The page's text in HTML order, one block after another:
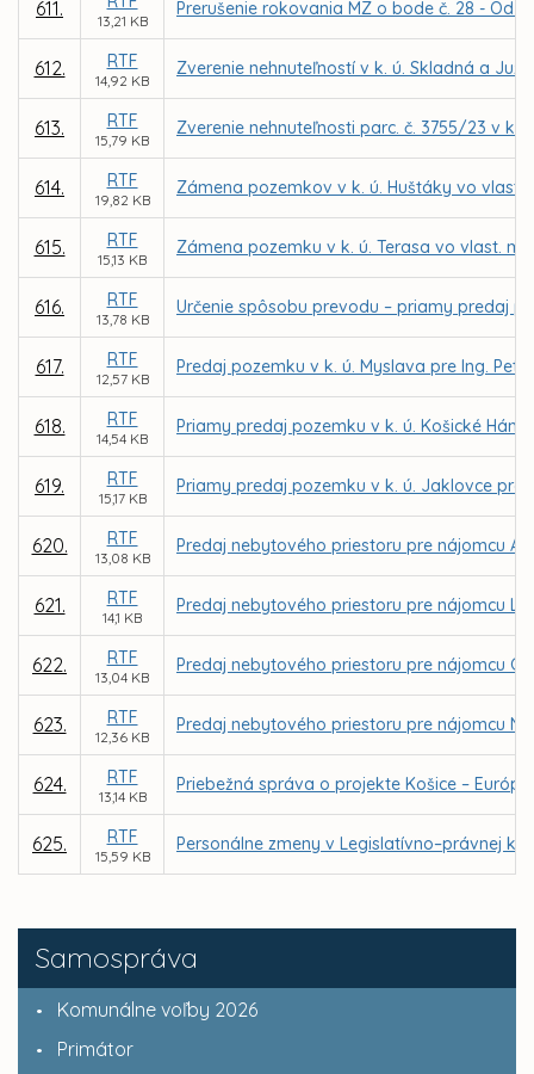
Samospráva
Komunálne voľby 2026
Primátor
611.
13,21 KB
Prerušenie rokovania MZ o bode č. 28 -
612. RTF
14,92 KB
Zverenie nehnuteľností v k. ú. Skladná a
613. RTF
15,79 KB
Zverenie nehnuteľnosti parc. č. 3755/23 v k.
614. RTF
19,82 KB
Zámena pozemkov v k. ú. Huštáky vo
615. RTF
15,13 KB
Zámena pozemku v k. ú. Terasa vo vlast.
616. RTF
13,78 KB
Určenie spôsobu prevodu – priamy predaj
617. RTF
12,57 KB
Predaj pozemku v k. ú. Myslava pre Ing.
618. RTF
14,54 KB
Priamy predaj pozemku v k. ú. Košické
619. RTF
15,17 KB
Priamy predaj pozemku v k. ú. Jaklovce pre
620. RTF
13,08 KB
Predaj nebytového priestoru pre nájomcu
621. RTF
14,1 KB
Predaj nebytového priestoru pre nájomcu
622. RTF
13,04 KB
Predaj nebytového priestoru pre nájomcu
623. RTF
12,36 KB
Predaj nebytového priestoru pre nájomcu
624. RTF
13,14 KB
Priebežná správa o projekte Košice –
625. RTF
15,59 KB
Personálne zmeny v Legislatívno–právnej